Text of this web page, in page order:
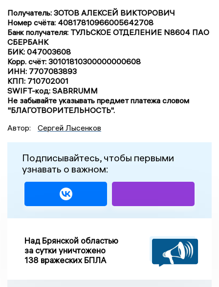
Получатель: ЗОТОВ АЛЕКСЕЙ ВИКТОРОВИЧ
Номер счёта: 40817810966005642708
Банк получателя: ТУЛЬСКОЕ ОТДЕЛЕНИЕ N8604 ПАО
СБЕРБАНК
БИК: 047003608
Корр. счёт: 30101810300000000608
ИНН: 7707083893
КПП: 710702001
SWIFT-код: SABRRUMM
Не забывайте указывать предмет платежа словом
"БЛАГОТВОРИТЕЛЬНОСТЬ".
Автор:
Сергей Лысенков
Подписывайтесь, чтобы первыми
узнавать о важном:
Над Брянской областью
за сутки уничтожено
138 вражеских БПЛА